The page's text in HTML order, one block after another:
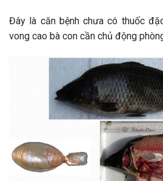
Đây là căn bệnh chưa có thuốc
vong cao bà con cần chủ động